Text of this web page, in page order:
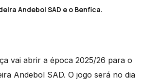
Andebol SAD e o Benfica.
vai abrir a época 2025/26 para o
Andebol SAD. O jogo será no dia